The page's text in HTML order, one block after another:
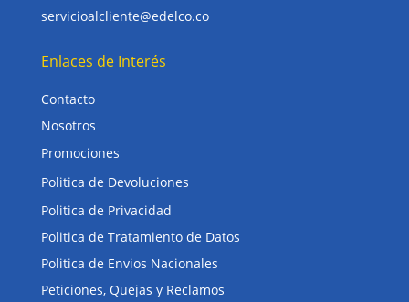
servicioalcliente@edelco.co
Enlaces de Interés
Contacto
Nosotros
Promociones
Politica de Devoluciones
Politica de Privacidad
Politica de Tratamiento de Datos
Politica de Envios Nacionales
Peticiones, Quejas y Reclamos